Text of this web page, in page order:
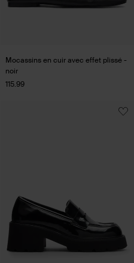
Mocassins en cuir avec effet plissé -
noir
115.99